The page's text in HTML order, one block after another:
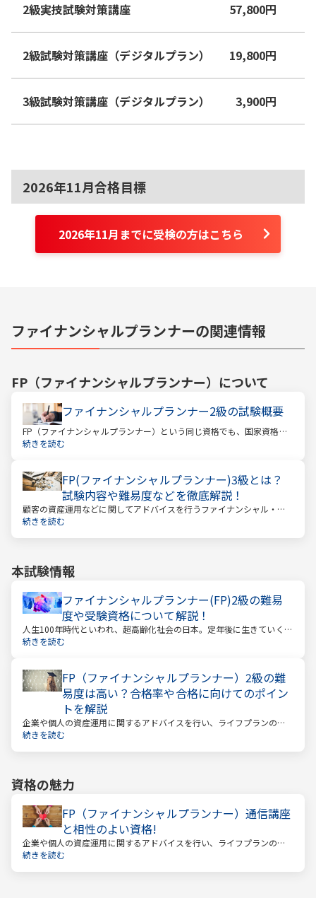
2級実技試験対策講座 57,800円
2級試験対策講座（デジタルプラン） 19,800円
3級試験対策講座（デジタルプラン） 3,900円
2026年11月合格目標
2026年11月までに受検の方はこちら
ファイナンシャルプランナーの関連情報
FP（ファイナンシャルプランナー） について
ファイナンシャルプランナー2級の試験概要
FP（ファイナンシャルプランナー）という同じ資格でも、国家資格と
民間資格の2種類にわかれています。
続きを読む
FP(ファイナンシャルプランナー)3級とは？
試験内容や難易度などを徹底解説！
顧客の資産運用などに関してアドバイスを行うファイナンシャル・プ
ランナー。このファイナンシャル・プランナーとして働くときに、大
続きを読む
本試験情報
ファイナンシャルプランナー(FP)2級の難易
度や受験資格について解説！
人生100年時代といわれ、超高齢化社会の日本。定年後に生きていく時
間も当然長くなっています。今どんな年齢の人でも、安心して暮らし
続きを読む
FP（ファイナンシャルプランナー）2級の難
易度は高い？合格率や合格に向けてのポイン
トを解説
企業や個人の資産運用に関するアドバイスを行い、ライフプランの設
計を提案するファイナンシャルプランナー。
続きを読む
資格の魅力
FP（ファイナンシャルプランナー）通信講座
と相性のよい資格!
企業や個人の資産運用に関するアドバイスを行い、ライフプランの設
計を提案するファイナンシャルプランナー
続きを読む